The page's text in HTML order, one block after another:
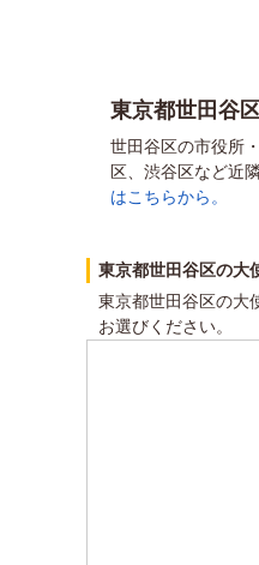
東京都世田谷
世田谷区の市役所
区、渋谷区など近
はこちらから。
東京都世田谷区の大
東京都世田谷区の大
お選びください。